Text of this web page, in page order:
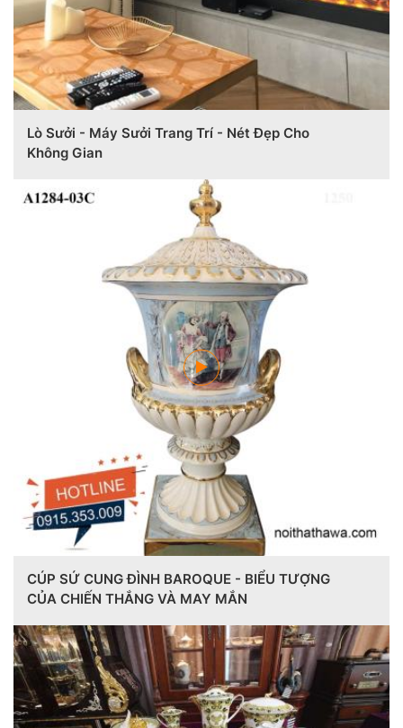
Lò Sưởi - Máy Sưởi Trang Trí - Nét Đẹp Cho
Không Gian
CÚP SỨ CUNG ĐÌNH BAROQUE - BIỂU TƯỢNG
CỦA CHIẾN THẮNG VÀ MAY MẮN